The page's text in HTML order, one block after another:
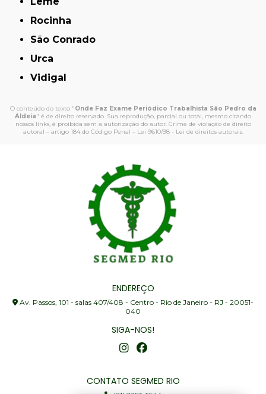
Rocinha
São Conrado
Urca
Vidigal
O conteúdo do texto "Onde Faz Exame Periódico Trabalhista São Pedro da
Aldeia" é de direito reservado. Sua reprodução, parcial ou total, mesmo citando
nossos links, é proibida sem a autorização do autor. Crime de violação de direito
autoral – artigo 184 do Código Penal – Lei 9610/98 - Lei de direitos autorais.
ENDEREÇO
Av. Passos, 101 - salas 407/408 - Centro - Rio de Janeiro - RJ - 20051-
040
SIGA-NOS!
CONTATO SEGMED RIO